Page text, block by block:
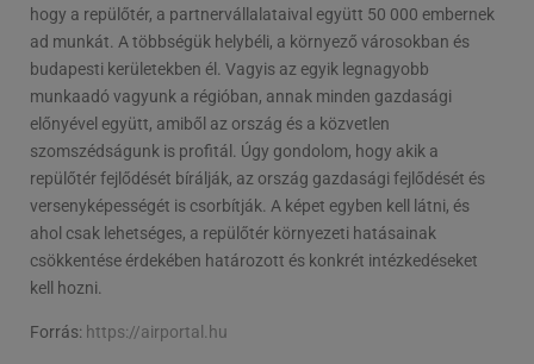
hogy a repülőtér, a partnervállalataival együtt 50 000 embernek
ad munkát. A többségük helybéli, a környező városokban és
budapesti kerületekben él. Vagyis az egyik legnagyobb
munkaadó vagyunk a régióban, annak minden gazdasági
előnyével együtt, amiből az ország és a közvetlen
szomszédságunk is profitál. Úgy gondolom, hogy akik a
repülőtér fejlődését bírálják, az ország gazdasági fejlődését és
versenyképességét is csorbítják. A képet egyben kell látni, és
ahol csak lehetséges, a repülőtér környezeti hatásainak
csökkentése érdekében határozott és konkrét intézkedéseket
kell hozni.
Forrás: https://airportal.hu